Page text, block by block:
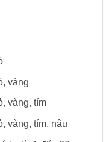
vàng
vàng, tím
vàng, tím, nâu